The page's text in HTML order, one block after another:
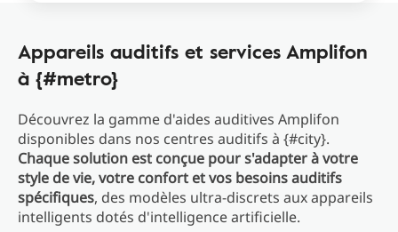
Appareils auditifs et services Amplifon
à {#metro}
Découvrez la gamme d'aides auditives Amplifon
disponibles dans nos centres auditifs à {#city}.
Chaque solution est conçue pour s'adapter à votre
style de vie, votre confort et vos besoins auditifs
spécifiques, des modèles ultra-discrets aux appareils
intelligents dotés d'intelligence artificielle.